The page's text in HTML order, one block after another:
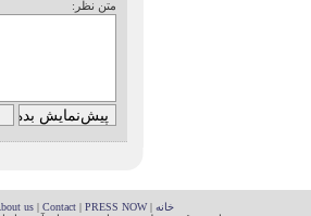
متن نظر:
خانه |
us| Contact| PRESS NOW